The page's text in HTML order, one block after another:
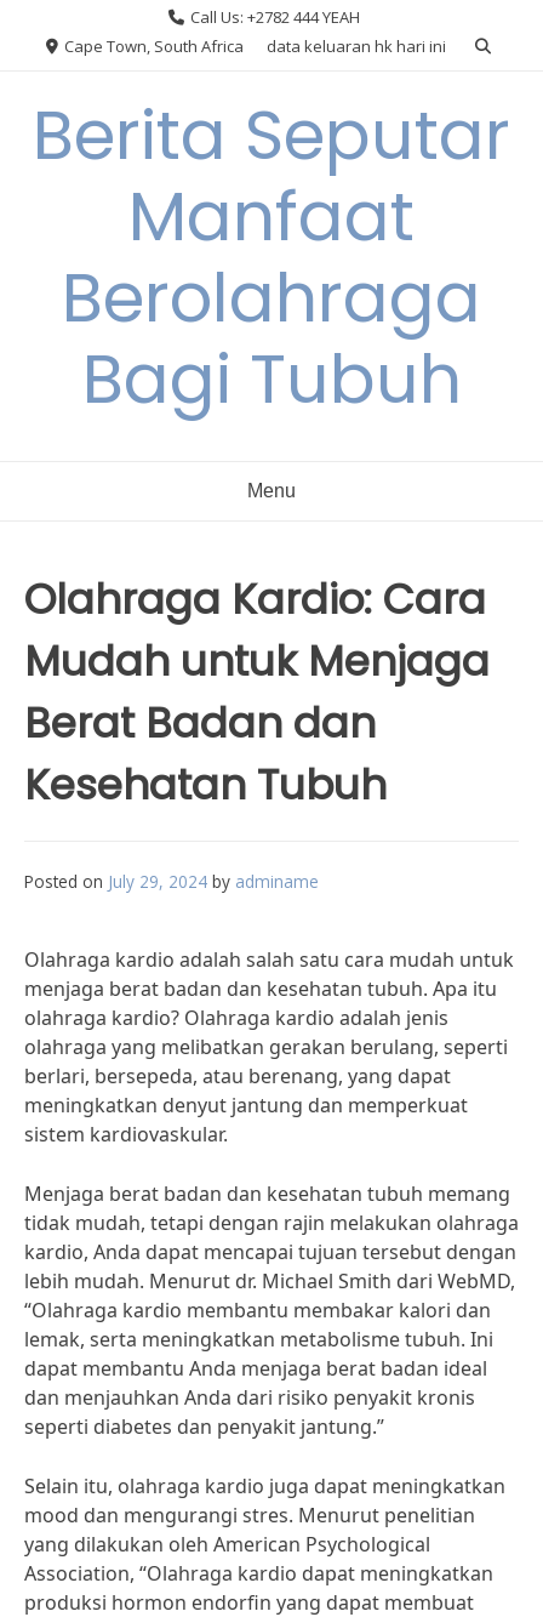
Call Us: +2782 444 YEAH
Cape Town, South Africa
data keluaran hk hari ini
Berita Seputar
Manfaat
Berolahraga
Bagi Tubuh
Menu
Olahraga Kardio: Cara
Mudah untuk Menjaga
Berat Badan dan
Kesehatan Tubuh
Posted on July 29, 2024 by adminame
Olahraga kardio adalah salah satu cara mudah untuk
menjaga berat badan dan kesehatan tubuh. Apa itu
olahraga kardio? Olahraga kardio adalah jenis
olahraga yang melibatkan gerakan berulang, seperti
berlari, bersepeda, atau berenang, yang dapat
meningkatkan denyut jantung dan memperkuat
sistem kardiovaskular.
Menjaga berat badan dan kesehatan tubuh memang
tidak mudah, tetapi dengan rajin melakukan olahraga
kardio, Anda dapat mencapai tujuan tersebut dengan
lebih mudah. Menurut dr. Michael Smith dari WebMD,
“Olahraga kardio membantu membakar kalori dan
lemak, serta meningkatkan metabolisme tubuh. Ini
dapat membantu Anda menjaga berat badan ideal
dan menjauhkan Anda dari risiko penyakit kronis
seperti diabetes dan penyakit jantung.”
Selain itu, olahraga kardio juga dapat meningkatkan
mood dan mengurangi stres. Menurut penelitian
yang dilakukan oleh American Psychological
Association, “Olahraga kardio dapat meningkatkan
produksi hormon endorfin yang dapat membuat